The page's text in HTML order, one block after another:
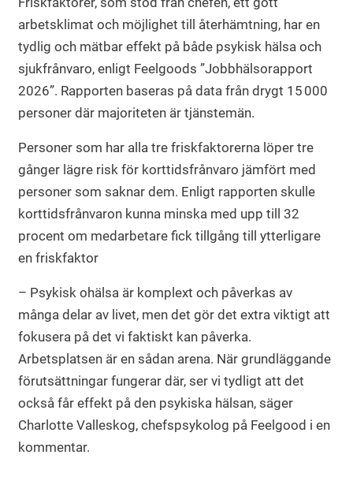
arbetsklimat och möjlighet till återhämtning, har en
tydlig och mätbar effekt på både psykisk hälsa och
sjukfrånvaro, enligt Feelgoods ”Jobbhälsorapport
2026”. Rapporten baseras på data från drygt 15 000
personer där majoriteten är tjänstemän.
Personer som har alla tre friskfaktorerna löper tre
gånger lägre risk för korttidsfrånvaro jämfört med
personer som saknar dem. Enligt rapporten skulle
korttidsfrånvaron kunna minska med upp till 32
procent om medarbetare fick tillgång till ytterligare
en friskfaktor
– Psykisk ohälsa är komplext och påverkas av
många delar av livet, men det gör det extra viktigt att
fokusera på det vi faktiskt kan påverka.
Arbetsplatsen är en sådan arena. När grundläggande
förutsättningar fungerar där, ser vi tydligt att det
också får effekt på den psykiska hälsan, säger
Charlotte Valleskog, chefspsykolog på Feelgood i en
kommentar.